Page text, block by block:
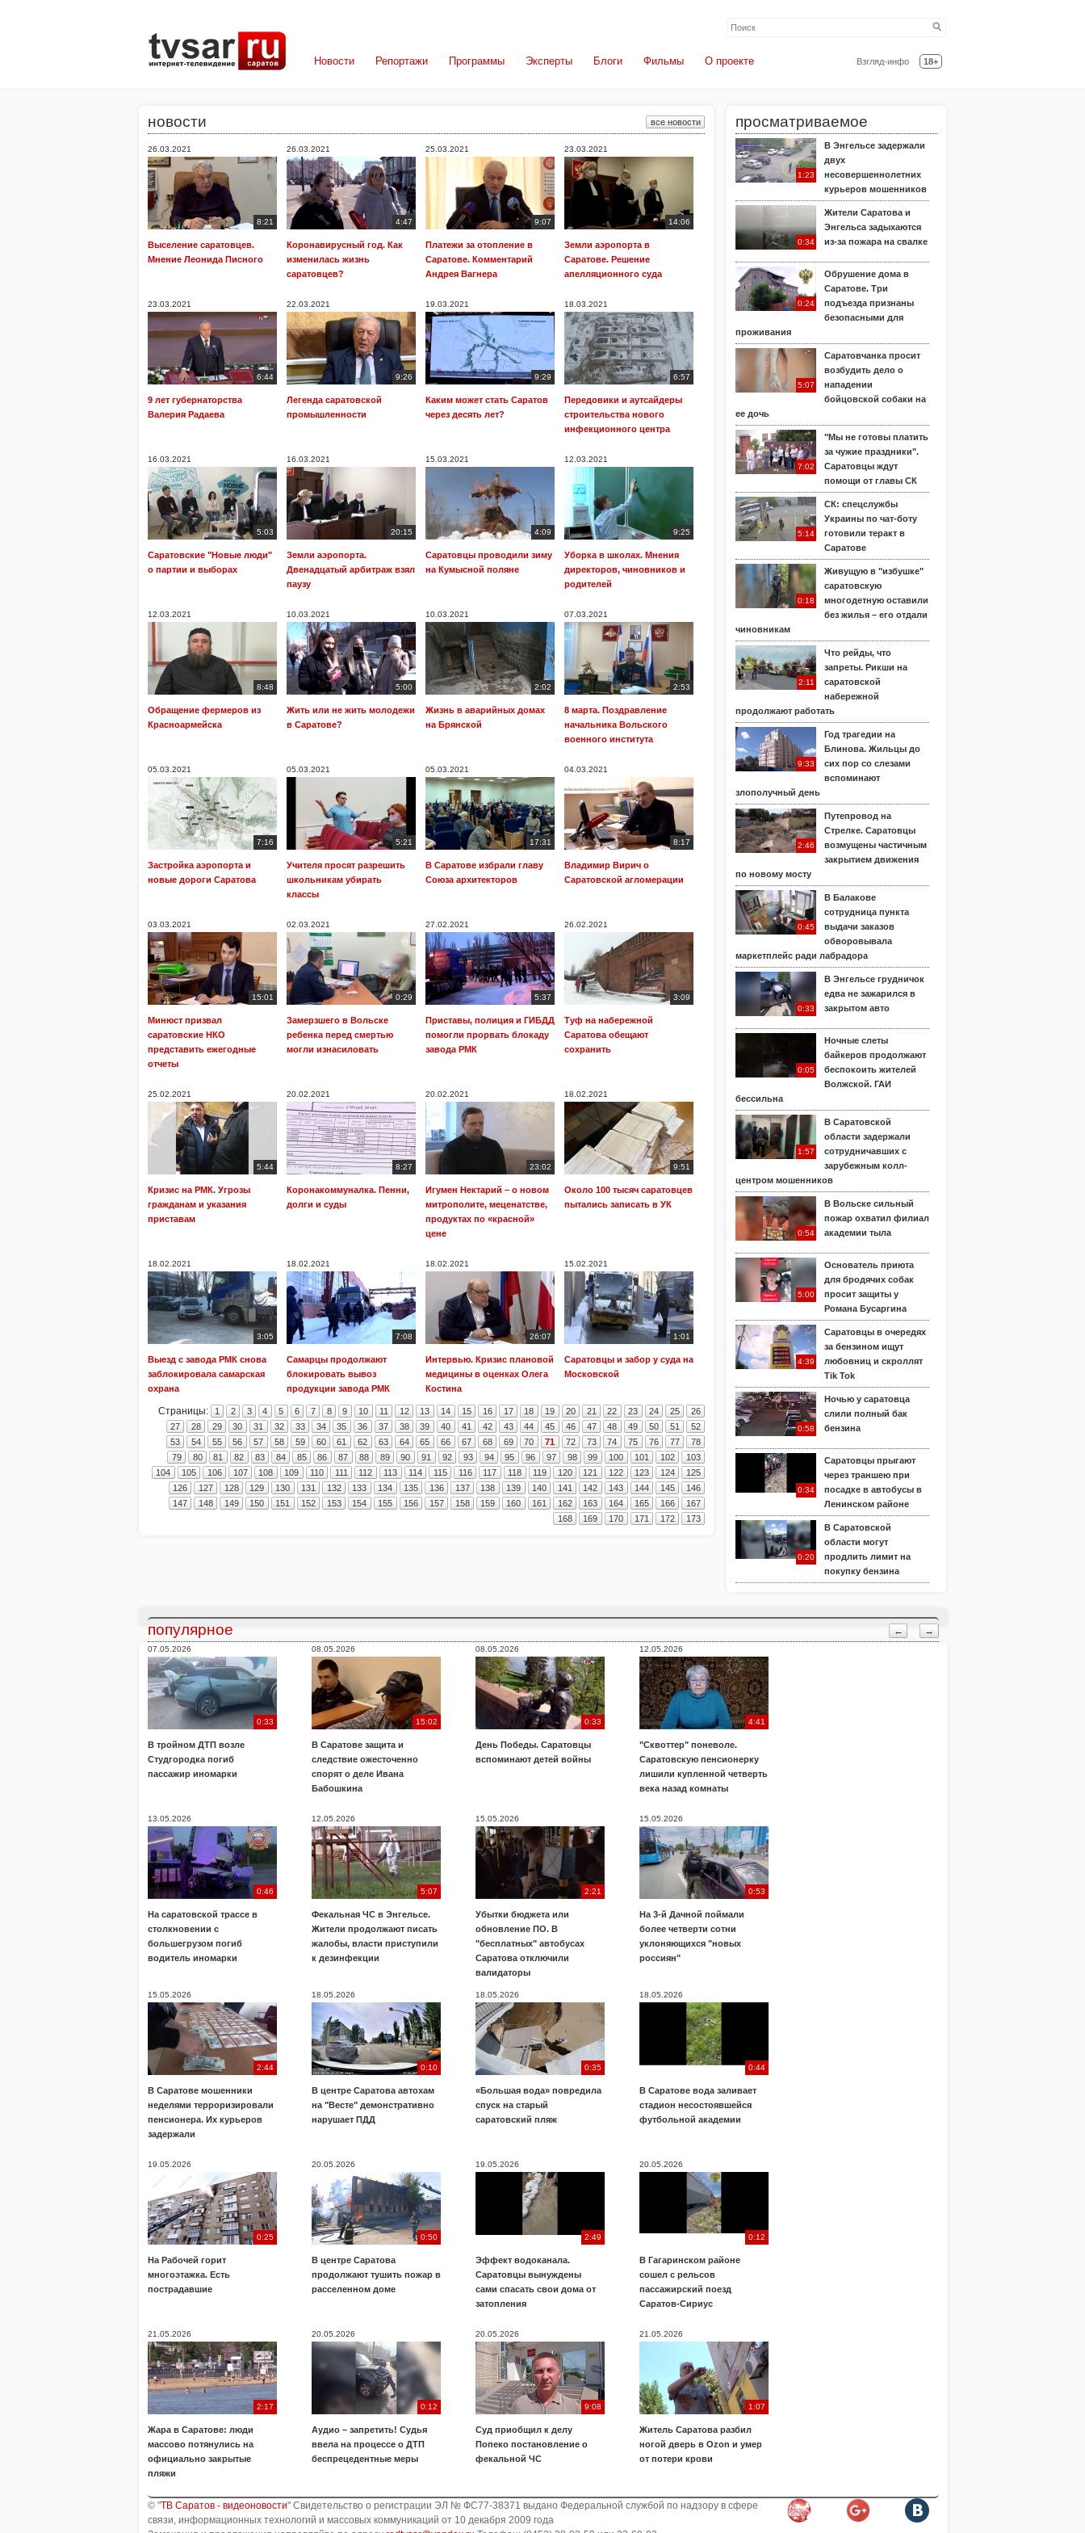
Взгляд-инфо 18+
Новости Репортажи Программы Эксперты Блоги Фильмы О проекте
просматриваемое
1:23
В Энгельсе задержали
двух
несовершеннолетних
курьеров мошенников
0:34
Жители Саратова и
Энгельса задыхаются
из-за пожара на свалке
0:24
Обрушение дома в
Саратове. Три
подъезда признаны
безопасными для
проживания
5:07
Саратовчанка просит
возбудить дело о
нападении
бойцовской собаки на
ее дочь
7:02
"Мы не готовы платить
за чужие праздники".
Саратовцы ждут
помощи от главы СК
5:14
СК: спецслужбы
Украины по чат-боту
готовили теракт в
Саратове
0:18
Живущую в "избушке"
саратовскую
многодетную оставили
без жилья – его отдали
чиновникам
2:11
Что рейды, что
запреты. Рикши на
саратовской
набережной
продолжают работать
9:33
Год трагедии на
Блинова. Жильцы до
сих пор со слезами
вспоминают
злополучный день
2:46
Путепровод на
Стрелке. Саратовцы
возмущены частичным
закрытием движения
по новому мосту
0:45
В Балакове
сотрудница пункта
выдачи заказов
обворовывала
маркетплейс ради лабрадора
0:33
В Энгельсе грудничок
едва не зажарился в
закрытом авто
0:05
Ночные слеты
байкеров продолжают
беспокоить жителей
Волжской. ГАИ
бессильна
1:57
В Саратовской
области задержали
сотрудничавших с
зарубежным колл-
центром мошенников
0:54
В Вольске сильный
пожар охватил филиал
академии тыла
5:00
Основатель приюта
для бродячих собак
просит защиты у
Романа Бусаргина
4:39
Саратовцы в очередях
за бензином ищут
любовниц и скроллят
Tik Tok
0:58
Ночью у саратовца
слили полный бак
бензина
0:34
Саратовцы прыгают
через траншею при
посадке в автобусы в
Ленинском районе
0:20
В Саратовской
области могут
продлить лимит на
покупку бензина
все новости
новости
26.03.2021
8:21
Выселение саратовцев.
Мнение Леонида Писного
26.03.2021
4:47
Коронавирусный год. Как
изменилась жизнь
саратовцев?
25.03.2021
9:07
Платежи за отопление в
Саратове. Комментарий
Андрея Вагнера
23.03.2021
14:06
Земли аэропорта в
Саратове. Решение
апелляционного суда
23.03.2021
6:44
9 лет губернаторства
Валерия Радаева
22.03.2021
9:26
Легенда саратовской
промышленности
19.03.2021
9:29
Каким может стать Саратов
через десять лет?
18.03.2021
6:57
Передовики и аутсайдеры
строительства нового
инфекционного центра
16.03.2021
5:03
Саратовские "Новые люди"
о партии и выборах
16.03.2021
20:15
Земли аэропорта.
Двенадцатый арбитраж взял
паузу
15.03.2021
4:09
Саратовцы проводили зиму
на Кумысной поляне
12.03.2021
9:25
Уборка в школах. Мнения
директоров, чиновников и
родителей
12.03.2021
8:48
Обращение фермеров из
Красноармейска
10.03.2021
5:00
Жить или не жить молодежи
в Саратове?
10.03.2021
2:02
Жизнь в аварийных домах
на Брянской
07.03.2021
2:53
8 марта. Поздравление
начальника Вольского
военного института
05.03.2021
7:16
Застройка аэропорта и
новые дороги Саратова
05.03.2021
5:21
Учителя просят разрешить
школьникам убирать
классы
05.03.2021
17:31
В Саратове избрали главу
Союза архитекторов
04.03.2021
8:17
Владимир Вирич о
Саратовской агломерации
03.03.2021
15:01
Минюст призвал
саратовские НКО
представить ежегодные
отчеты
02.03.2021
0:29
Замерзшего в Вольске
ребенка перед смертью
могли изнасиловать
27.02.2021
5:37
Приставы, полиция и ГИБДД
помогли прорвать блокаду
завода РМК
26.02.2021
3:09
Туф на набережной
Саратова обещают
сохранить
25.02.2021
5:44
Кризис на РМК. Угрозы
гражданам и указания
приставам
20.02.2021
8:27
Коронакоммуналка. Пенни,
долги и суды
20.02.2021
23:02
Игумен Нектарий – о новом
митрополите, меценатстве,
продуктах по «красной»
цене
18.02.2021
9:51
Около 100 тысяч саратовцев
пытались записать в УК
18.02.2021
3:05
Выезд с завода РМК снова
заблокировала самарская
охрана
18.02.2021
7:08
Самарцы продолжают
блокировать вывоз
продукции завода РМК
18.02.2021
26:07
Интервью. Кризис плановой
медицины в оценках Олега
Костина
15.02.2021
1:01
Саратовцы и забор у суда на
Московской
Страницы: 1 2 3 4 5 6 7 8 9 10 11 12 13 14 15 16 17 18 19 20 21 22 23 24 25
26
27
28 29 30 31 32 33 34 35 36 37 38 39 40 41 42 43 44 45 46 47 48 49 50 51
52
53
54 55 56 57 58 59 60 61 62 63 64 65 66 67 68 69 70 71 72 73 74 75 76 77
78
79
80 81 82 83 84 85 86 87 88 89 90 91 92 93 94 95 96 97 98 99 100 101 102
103
104
105 106 107 108 109 110 111 112 113 114 115 116 117 118 119 120 121 122 123 124
125
126
127 128 129 130 131 132 133 134 135 136 137 138 139 140 141 142 143 144 145
146
147
148 149 150 151 152 153 154 155 156 157 158 159 160 161 162 163 164 165 166
167
168
169 170 171 172 173
← →
популярное
07.05.2026
0:33
В тройном ДТП возле
Студгородка погиб
пассажир иномарки
08.05.2026
15:02
В Саратове защита и
следствие ожесточенно
спорят о деле Ивана
Бабошкина
08.05.2026
0:33
День Победы. Саратовцы
вспоминают детей войны
12.05.2026
4:41
"Сквоттер" поневоле.
Саратовскую пенсионерку
лишили купленной четверть
века назад комнаты
13.05.2026
0:46
На саратовской трассе в
столкновении с
большегрузом погиб
водитель иномарки
12.05.2026
5:07
Фекальная ЧС в Энгельсе.
Жители продолжают писать
жалобы, власти приступили
к дезинфекции
15.05.2026
2:21
Убытки бюджета или
обновление ПО. В
"бесплатных" автобусах
Саратова отключили
валидаторы
15.05.2026
0:53
На 3-й Дачной поймали
более четверти сотни
уклоняющихся "новых
россиян"
15.05.2026
2:44
В Саратове мошенники
неделями терроризировали
пенсионера. Их курьеров
задержали
18.05.2026
0:10
В центре Саратова автохам
на "Весте" демонстративно
нарушает ПДД
18.05.2026
0:35
«Большая вода» повредила
спуск на старый
саратовский пляж
18.05.2026
0:44
В Саратове вода заливает
стадион несостоявшейся
футбольной академии
19.05.2026
0:25
На Рабочей горит
многоэтажка. Есть
пострадавшие
20.05.2026
0:50
В центре Саратова
продолжают тушить пожар в
расселенном доме
19.05.2026
2:49
Эффект водоканала.
Саратовцы вынуждены
сами спасать свои дома от
затопления
20.05.2026
0:12
В Гагаринском районе
сошел с рельсов
пассажирский поезд
Саратов-Сириус
21.05.2026
2:17
Жара в Саратове: люди
массово потянулись на
официально закрытые
пляжи
20.05.2026
0:12
Аудио – запретить! Судья
ввела на процессе о ДТП
беспрецедентные меры
20.05.2026
9:08
Суд приобщил к делу
Попеко постановление о
фекальной ЧС
21.05.2026
1:07
Житель Саратова разбил
ногой дверь в Ozon и умер
от потери крови
© "ТВ Саратов - видеоновости" Свидетельство о регистрации ЭЛ № ФС77-38371 выдано Федеральной службой по надзору в сфере
связи, информационных технологий и массовых коммуникаций от 10 декабря 2009 года